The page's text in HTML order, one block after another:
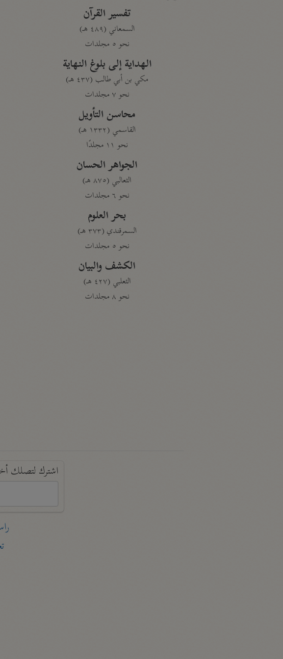
تفسير القرآن
السمعاني (٤٨٩ هـ)
نحو ٥ مجلدات
الهداية إلى بلوغ النهاية
مكي بن أبي طالب (٤٣٧ هـ)
نحو ٧ مجلدات
محاسن التأويل
القاسمي (١٣٣٢ هـ)
نحو ١١ مجلدًا
الجواهر الحسان
الثعالبي (٨٧٥ هـ)
نحو ٦ مجلدات
بحر العلوم
السمرقندي (٣٧٣ هـ)
نحو ٥ مجلدات
الكشف والبيان
الثعلبي (٤٢٧ هـ)
نحو ٨ مجلدات
اشترك لتصلك